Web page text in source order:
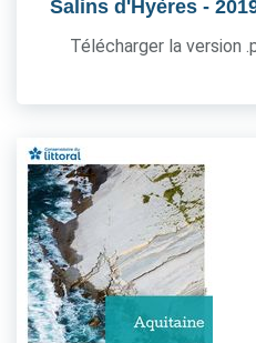
Salins d'Hyères -
Télécharger la version